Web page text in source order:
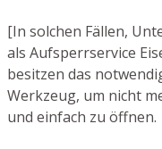
[In solchen Fällen,
als Aufsperrservice
besitzen das
Werkzeug, um nicht
und einfach zu öffnen.